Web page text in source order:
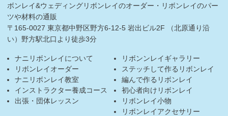
ボンレイ&ウェディングリボンレイのオーダー・リボンレイのパー
ツや材料の通販
〒165-0027 東京都中野区野方6-12-5 岩出ビル2F （北原通り沿
い）野方駅北口より徒歩3分
ナニリボンレイについて
リボンレイオーダー
ナニリボンレイ教室
インストラクター養成コース
出張・団体レッスン
リボンンレイギャラリー
ステッチして作るリボンレイ
編んで作るリボンレイ
初心者向けリボンレイ
リボンレイ小物
リボンレイアクセサリー